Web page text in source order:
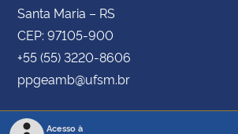
Santa Maria – RS
CEP: 97105-900
+55 (55) 3220-8606
ppgeamb@ufsm.br
Acesso à